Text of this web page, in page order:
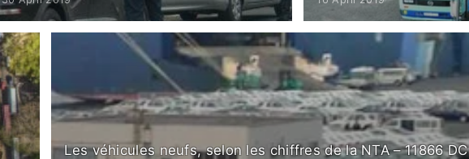
Les véhicules neufs, selon les chiffres de la NTA – 11866 DC